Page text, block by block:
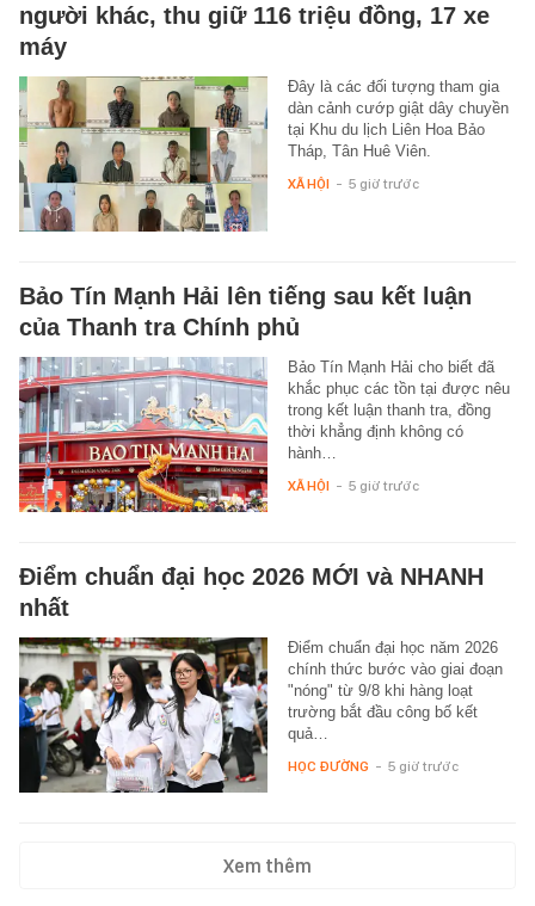
người khác, thu giữ 116 triệu đồng, 17 xe
máy
Đây là các đối tượng tham gia
dàn cảnh cướp giật dây chuyền
tại Khu du lịch Liên Hoa Bảo
Tháp, Tân Huê Viên.
XÃ HỘI - 5 giờ trước
Bảo Tín Mạnh Hải lên tiếng sau kết luận
của Thanh tra Chính phủ
Bảo Tín Mạnh Hải cho biết đã
khắc phục các tồn tại được nêu
trong kết luận thanh tra, đồng
thời khẳng định không có
hành…
XÃ HỘI - 5 giờ trước
Điểm chuẩn đại học 2026 MỚI và NHANH
nhất
Điểm chuẩn đại học năm 2026
chính thức bước vào giai đoạn
"nóng" từ 9/8 khi hàng loạt
trường bắt đầu công bố kết
quả…
HỌC ĐƯỜNG - 5 giờ trước
Xem thêm